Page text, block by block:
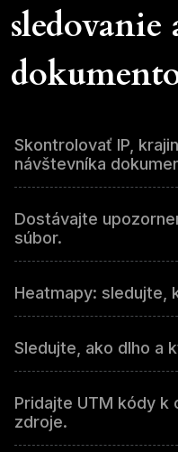
Skontrolovať IP,
návštevníka
Dostávajte
súbor.
Heatmapy: sledujte,
Sledujte, ako dlho a
Pridajte UTM kódy k
zdroje.